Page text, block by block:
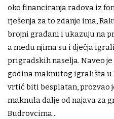
oko financiranja radova iz
rješenja za to zdanje ima,
brojni građani i ukazuju na
a među njima su i dječja
prigradskih naselja. Naveo
godina maknutog igrališta u
vrtić biti besplatan, prozvao
maknula dalje od najava za
Budrovcima...